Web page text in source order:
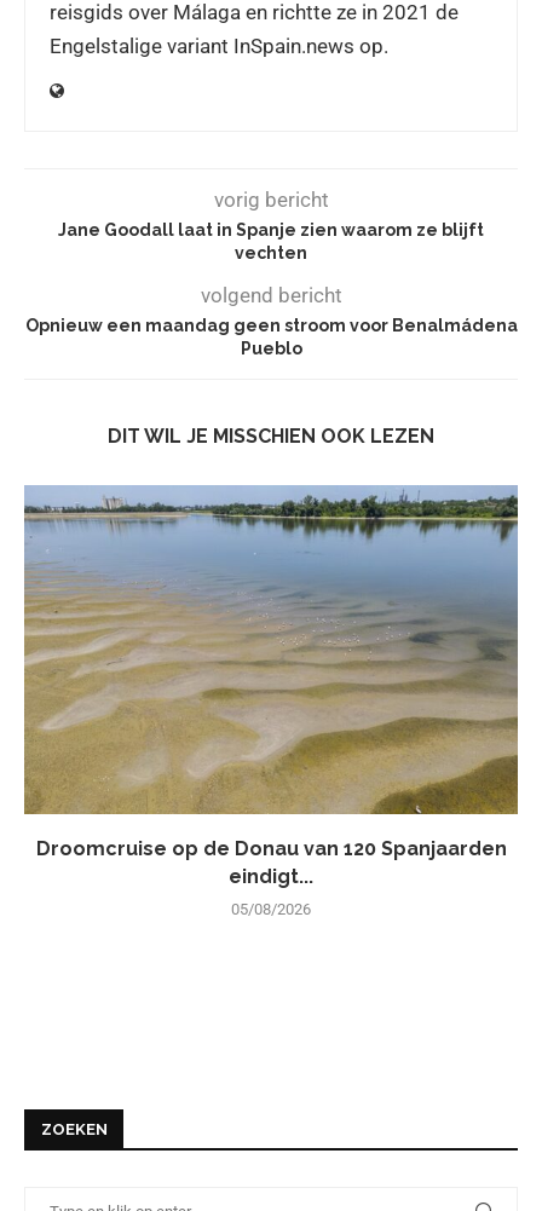
reisgids over Málaga en richtte ze in 2021 de
Engelstalige variant InSpain.news op.
vorig bericht
Jane Goodall laat in Spanje zien waarom ze blijft
vechten
volgend bericht
Opnieuw een maandag geen stroom voor Benalmádena
Pueblo
DIT WIL JE MISSCHIEN OOK LEZEN
Droomcruise op de Donau van 120 Spanjaarden
eindigt...
05/08/2026
ZOEKEN